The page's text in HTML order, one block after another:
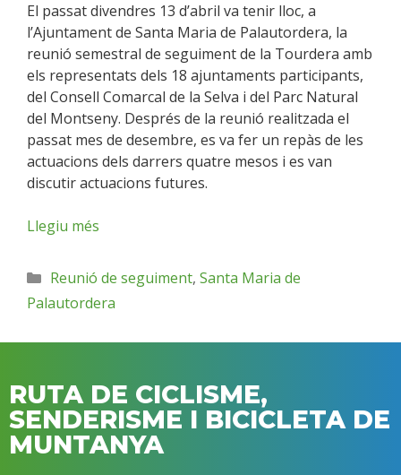
El passat divendres 13 d’abril va tenir lloc, a
l’Ajuntament de Santa Maria de Palautordera, la
reunió semestral de seguiment de la Tourdera amb
els representats dels 18 ajuntaments participants,
del Consell Comarcal de la Selva i del Parc Natural
del Montseny. Després de la reunió realitzada el
passat mes de desembre, es va fer un repàs de les
actuacions dels darrers quatre mesos i es van
discutir actuacions futures.
Llegiu més
Reunió de seguiment, Santa Maria de
Palautordera
RUTA DE CICLISME,
SENDERISME I BICICLETA DE
MUNTANYA